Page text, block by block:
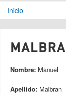
Se
Inicio
Nombre: Manuel
Apellido: Malbran